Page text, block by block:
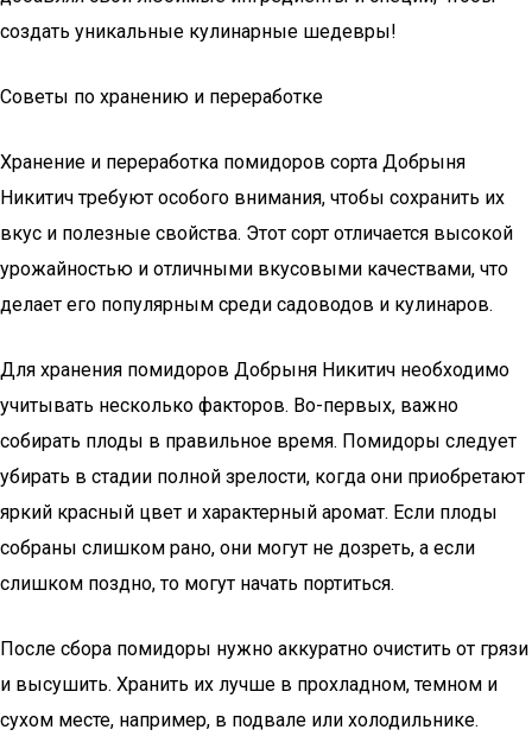
создать уникальные кулинарные шедевры!
Советы по хранению и переработке
Хранение и переработка помидоров сорта Добрыня
Никитич требуют особого внимания, чтобы сохранить их
вкус и полезные свойства. Этот сорт отличается высокой
урожайностью и отличными вкусовыми качествами, что
делает его популярным среди садоводов и кулинаров.
Для хранения помидоров Добрыня Никитич необходимо
учитывать несколько факторов. Во-первых, важно
собирать плоды в правильное время. Помидоры следует
убирать в стадии полной зрелости, когда они приобретают
яркий красный цвет и характерный аромат. Если плоды
собраны слишком рано, они могут не дозреть, а если
слишком поздно, то могут начать портиться.
После сбора помидоры нужно аккуратно очистить от грязи
и высушить. Хранить их лучше в прохладном, темном и
сухом месте, например, в подвале или холодильнике.